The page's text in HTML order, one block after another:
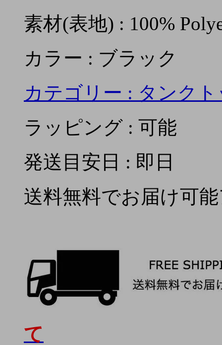
素材(表地) : 100%
カラー : ブラック
カテゴリー : タンク
ラッピング : 可能
発送目安日 : 即日
送料無料でお届け可
て